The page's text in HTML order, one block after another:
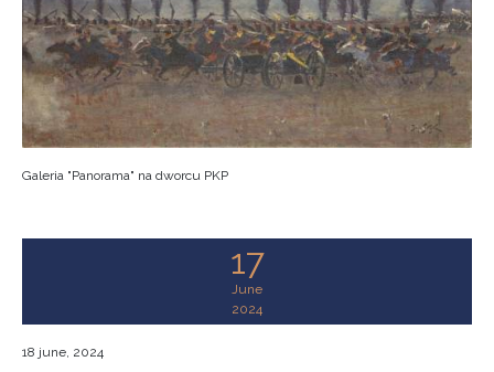
Galeria "Panorama" na dworcu PKP
17
June
2024
18 june, 2024